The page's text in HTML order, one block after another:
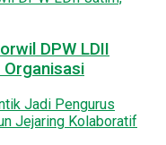
DPW LDII